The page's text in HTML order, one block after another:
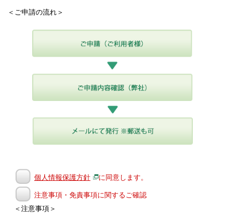
＜ご申請の流れ＞
個人情報保護方針 に同意します。
注意事項・免責事項に関するご確認
＜注意事項＞